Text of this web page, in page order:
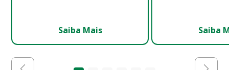
Saiba Mais Saiba